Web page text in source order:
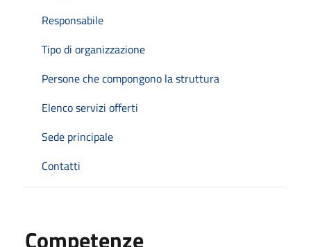
Responsabile
Tipo di organizzazione
Persone che compongono la struttura
Elenco servizi offerti
Sede principale
Contatti
Competenze